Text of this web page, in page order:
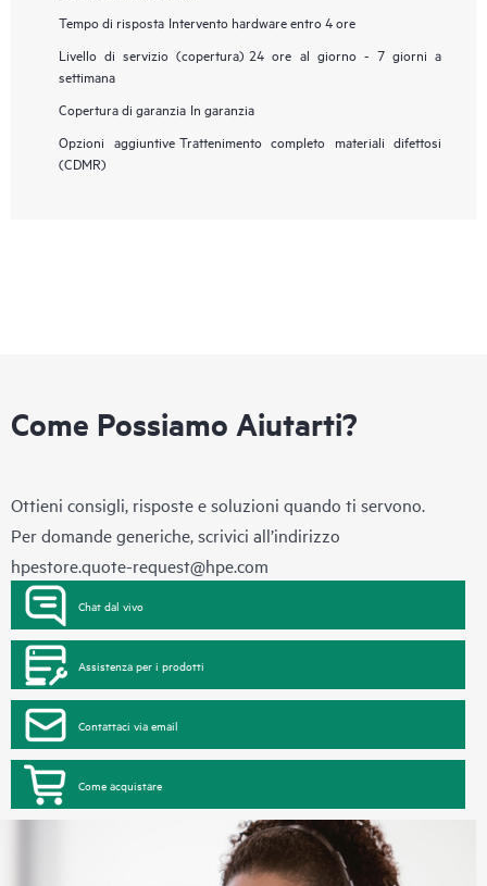
Tempo di risposta Intervento hardware entro 4 ore
Livello di servizio (copertura) 24 ore al giorno - 7 giorni a
settimana
Copertura di garanzia In garanzia
Opzioni aggiuntive Trattenimento completo materiali difettosi
(CDMR)
Come Possiamo Aiutarti?
Ottieni consigli, risposte e soluzioni quando ti servono.
Per domande generiche, scrivici all’indirizzo
hpestore.quote-request@hpe.com
Chat dal vivo
Assistenza per i prodotti
Contattaci via email
Come acquistare